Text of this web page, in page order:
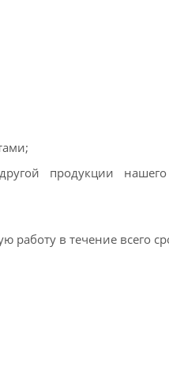
продукции нашего
в течение всего